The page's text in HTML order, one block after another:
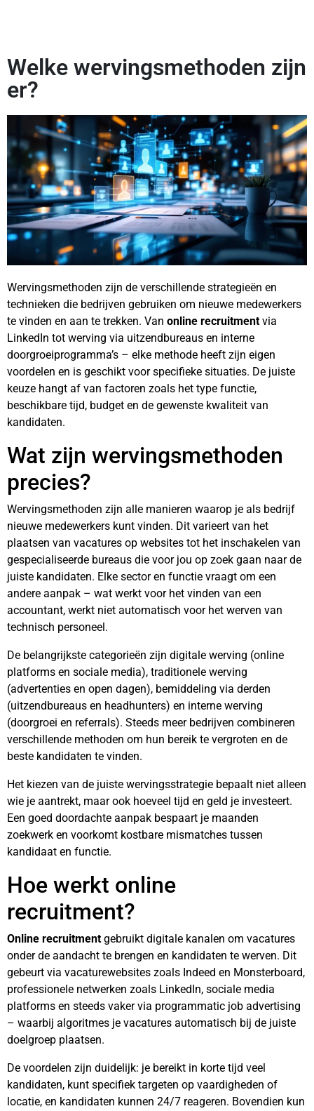
Welke wervingsmethoden zijn
er?
Wervingsmethoden zijn de verschillende strategieën en
technieken die bedrijven gebruiken om nieuwe medewerkers
te vinden en aan te trekken. Van online recruitment via
LinkedIn tot werving via uitzendbureaus en interne
doorgroeiprogramma’s – elke methode heeft zijn eigen
voordelen en is geschikt voor specifieke situaties. De juiste
keuze hangt af van factoren zoals het type functie,
beschikbare tijd, budget en de gewenste kwaliteit van
kandidaten.
Wat zijn wervingsmethoden
precies?
Wervingsmethoden zijn alle manieren waarop je als bedrijf
nieuwe medewerkers kunt vinden. Dit varieert van het
plaatsen van vacatures op websites tot het inschakelen van
gespecialiseerde bureaus die voor jou op zoek gaan naar de
juiste kandidaten. Elke sector en functie vraagt om een
andere aanpak – wat werkt voor het vinden van een
accountant, werkt niet automatisch voor het werven van
technisch personeel.
De belangrijkste categorieën zijn digitale werving (online
platforms en sociale media), traditionele werving
(advertenties en open dagen), bemiddeling via derden
(uitzendbureaus en headhunters) en interne werving
(doorgroei en referrals). Steeds meer bedrijven combineren
verschillende methoden om hun bereik te vergroten en de
beste kandidaten te vinden.
Het kiezen van de juiste wervingsstrategie bepaalt niet alleen
wie je aantrekt, maar ook hoeveel tijd en geld je investeert.
Een goed doordachte aanpak bespaart je maanden
zoekwerk en voorkomt kostbare mismatches tussen
kandidaat en functie.
Hoe werkt online
recruitment?
Online recruitment gebruikt digitale kanalen om vacatures
onder de aandacht te brengen en kandidaten te werven. Dit
gebeurt via vacaturewebsites zoals Indeed en Monsterboard,
professionele netwerken zoals LinkedIn, sociale media
platforms en steeds vaker via programmatic job advertising
– waarbij algoritmes je vacatures automatisch bij de juiste
doelgroep plaatsen.
De voordelen zijn duidelijk: je bereikt in korte tijd veel
kandidaten, kunt specifiek targeten op vaardigheden of
locatie, en kandidaten kunnen 24/7 reageren. Bovendien kun